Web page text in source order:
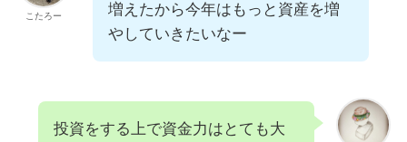
こたろー
増えたから今年はもっと資産を増
やしていきたいなー
投資をする上で資金力はとても大